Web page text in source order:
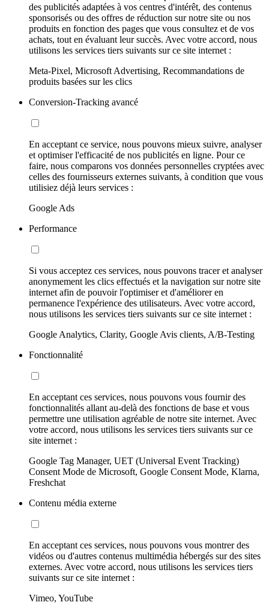
des publicités adaptées à vos centres d'intérêt, des contenus
sponsorisés ou des offres de réduction sur notre site ou nos
produits en fonction des pages que vous consultez et de vos
achats, tout en évaluant leur succès. Avec votre accord, nous
utilisons les services tiers suivants sur ce site internet :
Meta-Pixel, Microsoft Advertising, Recommandations de
produits basées sur les clics
Conversion-Tracking avancé
En acceptant ce service, nous pouvons mieux suivre, analyser
et optimiser l'efficacité de nos publicités en ligne. Pour ce
faire, nous comparons vos données personnelles cryptées avec
celles des fournisseurs externes suivants, à condition que vous
utilisiez déjà leurs services :
Google Ads
Performance
Si vous acceptez ces services, nous pouvons tracer et analyser
anonymement les clics effectués et la navigation sur notre site
internet afin de pouvoir l'optimiser et d'améliorer en
permanence l'expérience des utilisateurs. Avec votre accord,
nous utilisons les services tiers suivants sur ce site internet :
Google Analytics, Clarity, Google Avis clients, A/B-Testing
Fonctionnalité
En acceptant ces services, nous pouvons vous fournir des
fonctionnalités allant au-delà des fonctions de base et vous
permettre une utilisation agréable de notre site internet. Avec
votre accord, nous utilisons les services tiers suivants sur ce
site internet :
Google Tag Manager, UET (Universal Event Tracking)
Consent Mode de Microsoft, Google Consent Mode, Klarna,
Freshchat
Contenu média externe
En acceptant ces services, nous pouvons vous montrer des
vidéos ou d'autres contenus multimédia hébergés sur des sites
externes. Avec votre accord, nous utilisons les services tiers
suivants sur ce site internet :
Vimeo, YouTube